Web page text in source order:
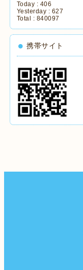
Today : 406
Yesterday : 627
Total : 840097
携帯サイト